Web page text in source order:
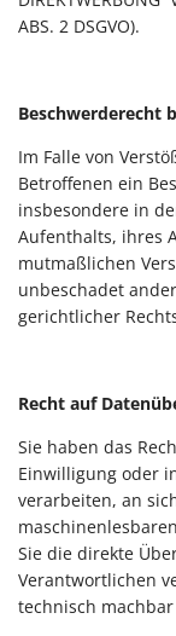
ABS. 2 DSGVO).
Beschwerderecht
Im Falle von
Betroffenen ein
insbesondere in
Aufenthalts, ihres
mutmaßlichen
unbeschadet
gerichtlicher
Recht auf
Sie haben das
Einwilligung oder
verarbeiten, an
Sie die direkte
Verantwortlichen
technisch